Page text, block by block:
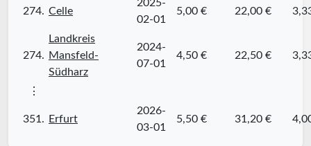
274. Celle
2025-
02-01
5,00 € 22,00 €
274.
Landkreis
Mansfeld-
Südharz
2024-
07-01
4,50 € 22,50 €
⋮
351. Erfurt
2026-
03-01
5,50 € 31,20 €